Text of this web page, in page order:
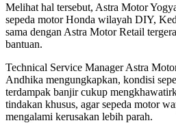
Melihat hal tersebut, Astra Motor
sepeda motor Honda wilayah DIY,
sama dengan Astra Motor Retail
bantuan.
Technical Service Manager Astra
Andhika mengungkapkan, kondisi
terdampak banjir cukup
tindakan khusus, agar sepeda motor
mengalami kerusakan lebih parah.